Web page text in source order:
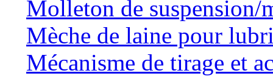
Molleton de suspension/
Mèche de laine pour
Mécanisme de tirage et